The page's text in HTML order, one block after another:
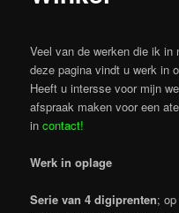
Veel van de werken die ik
deze pagina vindt u werk in
Heeft u intersse voor mijn
afspraak maken voor een
incontact!
Werk in oplage
Serie van 4 digiprenten;